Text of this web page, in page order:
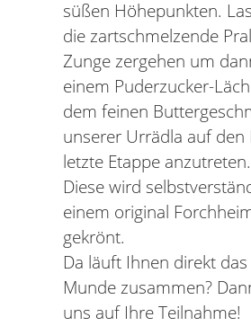
süßen Höhepunkten.
die zartschmelzende
Zunge zergehen um
einem Puderzucker-
dem feinen
unserer Urrädla auf den
letzte Etappe anzutreten.
Diese wird
einem original
gekrönt.
Da läuft Ihnen direkt
Munde zusammen?
uns auf Ihre Teilnahme!